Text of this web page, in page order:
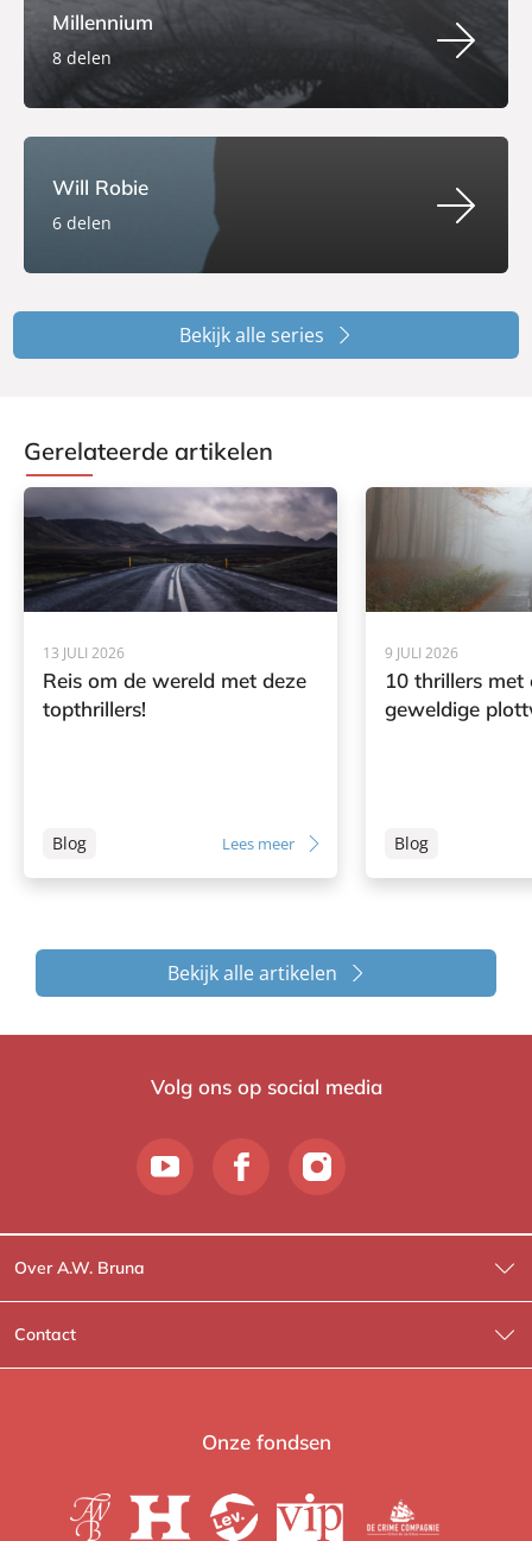
Millennium
8 delen
Will Robie
6 delen
Bekijk alle series
Gerelateerde artikelen
13 JULI 2026
Reis om de wereld met deze
topthrillers!
Blog Lees meer
9 JULI 2026
10 thrillers met
geweldige
Blog
Bekijk alle artikelen
Volg ons op social media
Over A.W. Bruna
Wat wij doen
Wie is Wie?
Heartbeat
Contact
Contactinformatie
Onze fondsen